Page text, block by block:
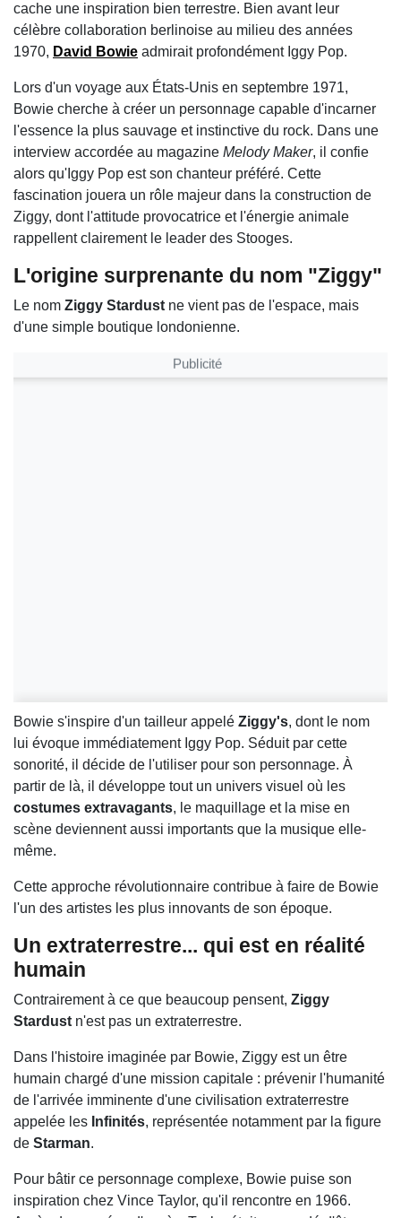
cache une inspiration bien terrestre. Bien avant leur
célèbre collaboration berlinoise au milieu des années
1970, David Bowie admirait profondément Iggy Pop.
Lors d'un voyage aux États-Unis en septembre 1971,
Bowie cherche à créer un personnage capable d'incarner
l'essence la plus sauvage et instinctive du rock. Dans une
interview accordée au magazine Melody Maker, il confie
alors qu'Iggy Pop est son chanteur préféré. Cette
fascination jouera un rôle majeur dans la construction de
Ziggy, dont l'attitude provocatrice et l'énergie animale
rappellent clairement le leader des Stooges.
L'origine surprenante du nom "Ziggy"
Le nom Ziggy Stardust ne vient pas de l'espace, mais
d'une simple boutique londonienne.
Publicité
Bowie s'inspire d'un tailleur appelé Ziggy's, dont le nom
lui évoque immédiatement Iggy Pop. Séduit par cette
sonorité, il décide de l'utiliser pour son personnage. À
partir de là, il développe tout un univers visuel où les
costumes extravagants, le maquillage et la mise en
scène deviennent aussi importants que la musique elle-
même.
Cette approche révolutionnaire contribue à faire de Bowie
l'un des artistes les plus innovants de son époque.
Un extraterrestre... qui est en réalité
humain
Contrairement à ce que beaucoup pensent, Ziggy
Stardust n'est pas un extraterrestre.
Dans l'histoire imaginée par Bowie, Ziggy est un être
humain chargé d'une mission capitale : prévenir l'humanité
de l'arrivée imminente d'une civilisation extraterrestre
appelée les Infinités, représentée notamment par la figure
de Starman.
Pour bâtir ce personnage complexe, Bowie puise son
inspiration chez Vince Taylor, qu'il rencontre en 1966.